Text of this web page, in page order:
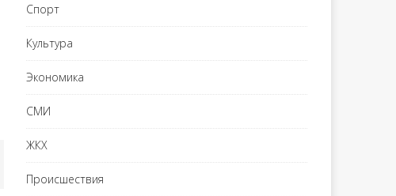
Спорт
Культура
Экономика
СМИ
ЖКХ
Происшествия